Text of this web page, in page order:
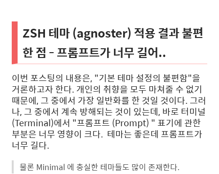
ZSH 테마 (agnoster) 적용 결과 불편
한 점 - 프롬프트가 너무 길어..
이번 포스팅의 내용은, "기본 테마 설정의 불편함"을
거론하고자 한다. 개인의 취향을 모두 마쳐줄 수 없기
때문에, 그 중에서 가장 일반화를 한 것일 것이다. 그러
나, 그 중에서 계속 방해되는 것이 있는데, 바로 터미널
(Terminal)에서 "프롬프트 (Prompt) " 표기에 관한
부분은 너무 영향이 크다. 테마는 좋은데 프롬프트가
너무 길다.
물론 Minimal 에 충실한 테마들도 많이 존재한다.